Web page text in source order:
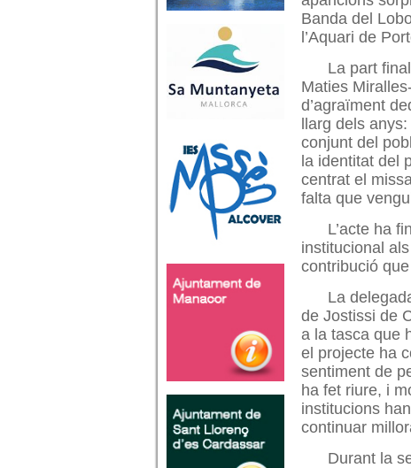
Banda del
l’Aquari de
La part
Maties
d’agraïment
llarg dels
conjunt del
la identitat del
centrat el
falta que
L’acte ha
institucional
contribució
La
de Jostissi de
a la tasca que
el projecte ha
sentiment de
ha fet riure, i
institucions
continuar
Durant la